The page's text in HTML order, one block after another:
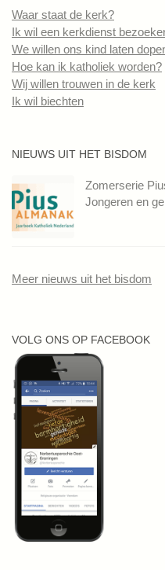
Waar staat de kerk?
Ik wil een kerkdienst
We willen ons kind laten
Hoe kan ik katholiek worden?
Wij willen trouwen in de kerk
Ik wil biechten
NIEUWS UIT HET BISDOM
Zomerserie
Jongeren en
Meer nieuws uit het bisdom
VOLG ONS OP FACEBOOK